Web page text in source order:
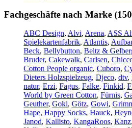
Fachgeschäfte nach Marke
ABC Design, Alvi, Arena, ASS
Spielekartenfabrik, Atlantis,
Beck, Bellybutton, Beltz &
Bruder, Cakewalk, Carlsen,
Cotton People organic, Cuboro,
Dieters Holzspielzeug, Djeco, dtv,
natur, Erzi, Fagus, Falke, Finkid,
World by Green Cotton, Fürnis,
Geuther, Goki, Götz, Gowi,
Hape, Happy Socks, Hauck,
Janod, Kallisto, KangaRoos, Kanz,